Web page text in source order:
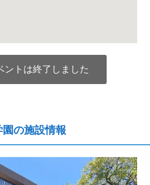
ントは終了しました
園の施設情報